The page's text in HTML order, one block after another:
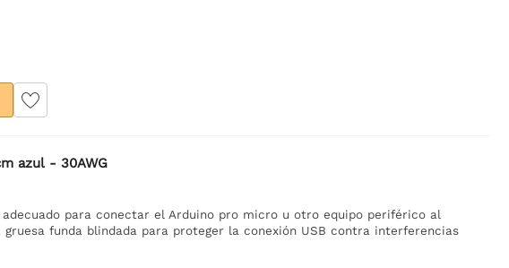
azul - 30AWG
para conectar el Arduino pro micro u otro equipo periférico al
funda blindada para proteger la conexión USB contra interferencias